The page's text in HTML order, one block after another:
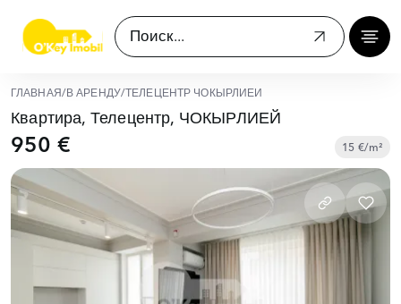
ГЛАВНАЯ/ В АРЕНДУ/ ТЕЛЕЦЕНТР ЧОКЫРЛИЕЙ
Квартира, Телецентр, ЧОКЫРЛИЕЙ
950 € 15 €/m²